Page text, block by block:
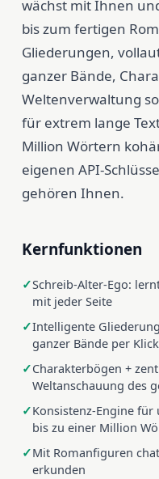
wächst mit Ihnen
bis zum fertigen
Gliederungen,
ganzer Bände,
Weltenverwaltung
für extrem lange
Million Wörtern
eigenen API-
gehören Ihnen.
Kernfunktionen
Schreib-Alter-Ego:
mit jeder Seite
Intelligente
ganzer Bände per Klick
Charakterbögen +
Weltanschauung des
Konsistenz-Engine
bis zu einer Million
Mit Romanfiguren
erkunden